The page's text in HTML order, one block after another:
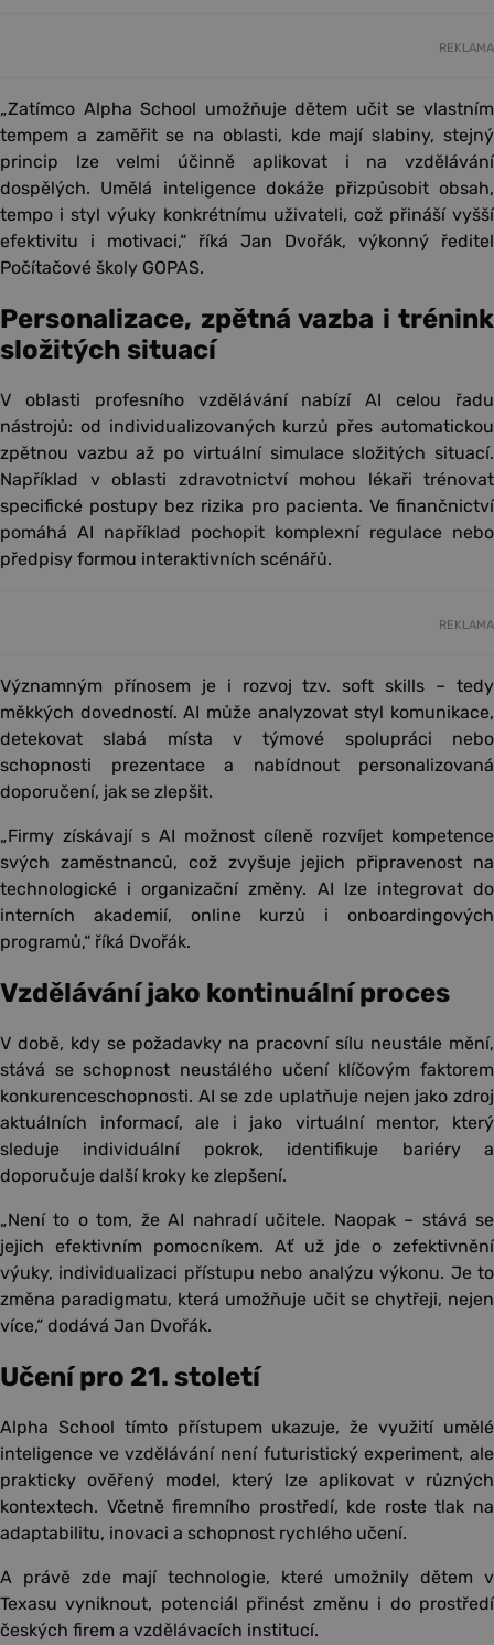
REKLAMA
„Zatímco Alpha School umožňuje dětem učit se vlastním
tempem a zaměřit se na oblasti, kde mají slabiny, stejný
princip lze velmi účinně aplikovat i na vzdělávání
dospělých. Umělá inteligence dokáže přizpůsobit obsah,
tempo i styl výuky konkrétnímu uživateli, což přináší vyšší
efektivitu i motivaci,“ říká Jan Dvořák, výkonný ředitel
Počítačové školy GOPAS.
Personalizace, zpětná vazba i trénink
složitých situací
V oblasti profesního vzdělávání nabízí AI celou řadu
nástrojů: od individualizovaných kurzů přes automatickou
zpětnou vazbu až po virtuální simulace složitých situací.
Například v oblasti zdravotnictví mohou lékaři trénovat
specifické postupy bez rizika pro pacienta. Ve finančnictví
pomáhá AI například pochopit komplexní regulace nebo
předpisy formou interaktivních scénářů.
REKLAMA
Významným přínosem je i rozvoj tzv. soft skills – tedy
měkkých dovedností. AI může analyzovat styl komunikace,
detekovat slabá místa v týmové spolupráci nebo
schopnosti prezentace a nabídnout personalizovaná
doporučení, jak se zlepšit.
„Firmy získávají s AI možnost cíleně rozvíjet kompetence
svých zaměstnanců, což zvyšuje jejich připravenost na
technologické i organizační změny. AI lze integrovat do
interních akademií, online kurzů i onboardingových
programů,“ říká Dvořák.
Vzdělávání jako kontinuální proces
V době, kdy se požadavky na pracovní sílu neustále mění,
stává se schopnost neustálého učení klíčovým faktorem
konkurenceschopnosti. AI se zde uplatňuje nejen jako zdroj
aktuálních informací, ale i jako virtuální mentor, který
sleduje individuální pokrok, identifikuje bariéry a
doporučuje další kroky ke zlepšení.
„Není to o tom, že AI nahradí učitele. Naopak – stává se
jejich efektivním pomocníkem. Ať už jde o zefektivnění
výuky, individualizaci přístupu nebo analýzu výkonu. Je to
změna paradigmatu, která umožňuje učit se chytřeji, nejen
více,“ dodává Jan Dvořák.
Učení pro 21. století
Alpha School tímto přístupem ukazuje, že využití umělé
inteligence ve vzdělávání není futuristický experiment, ale
prakticky ověřený model, který lze aplikovat v různých
kontextech. Včetně firemního prostředí, kde roste tlak na
adaptabilitu, inovaci a schopnost rychlého učení.
A právě zde mají technologie, které umožnily dětem v
Texasu vyniknout, potenciál přinést změnu i do prostředí
českých firem a vzdělávacích institucí.